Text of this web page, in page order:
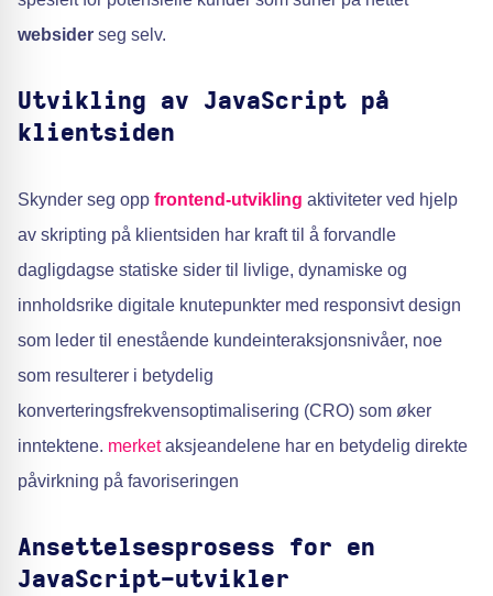
websider seg selv.
Utvikling av JavaScript på
klientsiden
Skynder seg opp frontend-utvikling aktiviteter ved hjelp
av skripting på klientsiden har kraft til å forvandle
dagligdagse statiske sider til livlige, dynamiske og
innholdsrike digitale knutepunkter med responsivt design
som leder til enestående kundeinteraksjonsnivåer, noe
som resulterer i betydelig
konverteringsfrekvensoptimalisering (CRO) som øker
inntektene. merketaksjeandelene har en betydelig direkte
påvirkning på favoriseringen
Ansettelsesprosess for en
JavaScript-utvikler